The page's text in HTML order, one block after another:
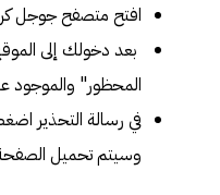
افتح متصفح جوجل
بعد دخولك إلى
المحظور" والموجود
في رسالة التحذير
وسيتم تحميل الصفحة